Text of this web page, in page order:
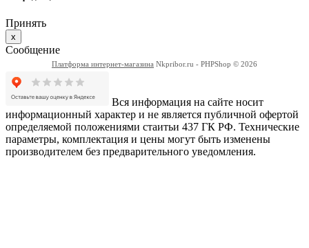
Принять
x
Сообщение
Платформа интернет-магазина Nkpribor.ru - PHPShop © 2026
Вся информация на сайте носит
информационный характер и не является публичной офертой
определяемой положениями стаитьи 437 ГК РФ. Технические
параметры, комплектация и цены могут быть изменены
производителем без предварительного уведомления.